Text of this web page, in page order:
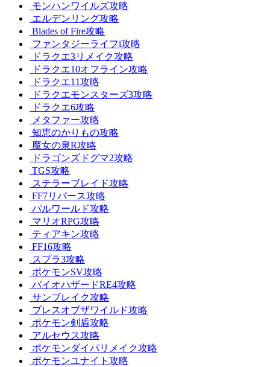
モンハンワイルズ攻略
エルデンリング攻略
Blades of Fire攻略
ファンタジーライフi攻略
ドラクエ3リメイク攻略
ドラクエ10オフライン攻略
ドラクエ11攻略
ドラクエモンスターズ3攻略
ドラクエ6攻略
メタファー攻略
知恵のかりもの攻略
魔女の泉R攻略
ドラゴンズドグマ2攻略
TGS攻略
ステラーブレイド攻略
FF7リバース攻略
パルワールド攻略
マリオRPG攻略
ティアキン攻略
FF16攻略
スプラ3攻略
ポケモンSV攻略
バイオハザードRE4攻略
サンブレイク攻略
ブレスオブザワイルド攻略
ポケモン剣盾攻略
アルセウス攻略
ポケモンダイパリメイク攻略
ポケモンユナイト攻略